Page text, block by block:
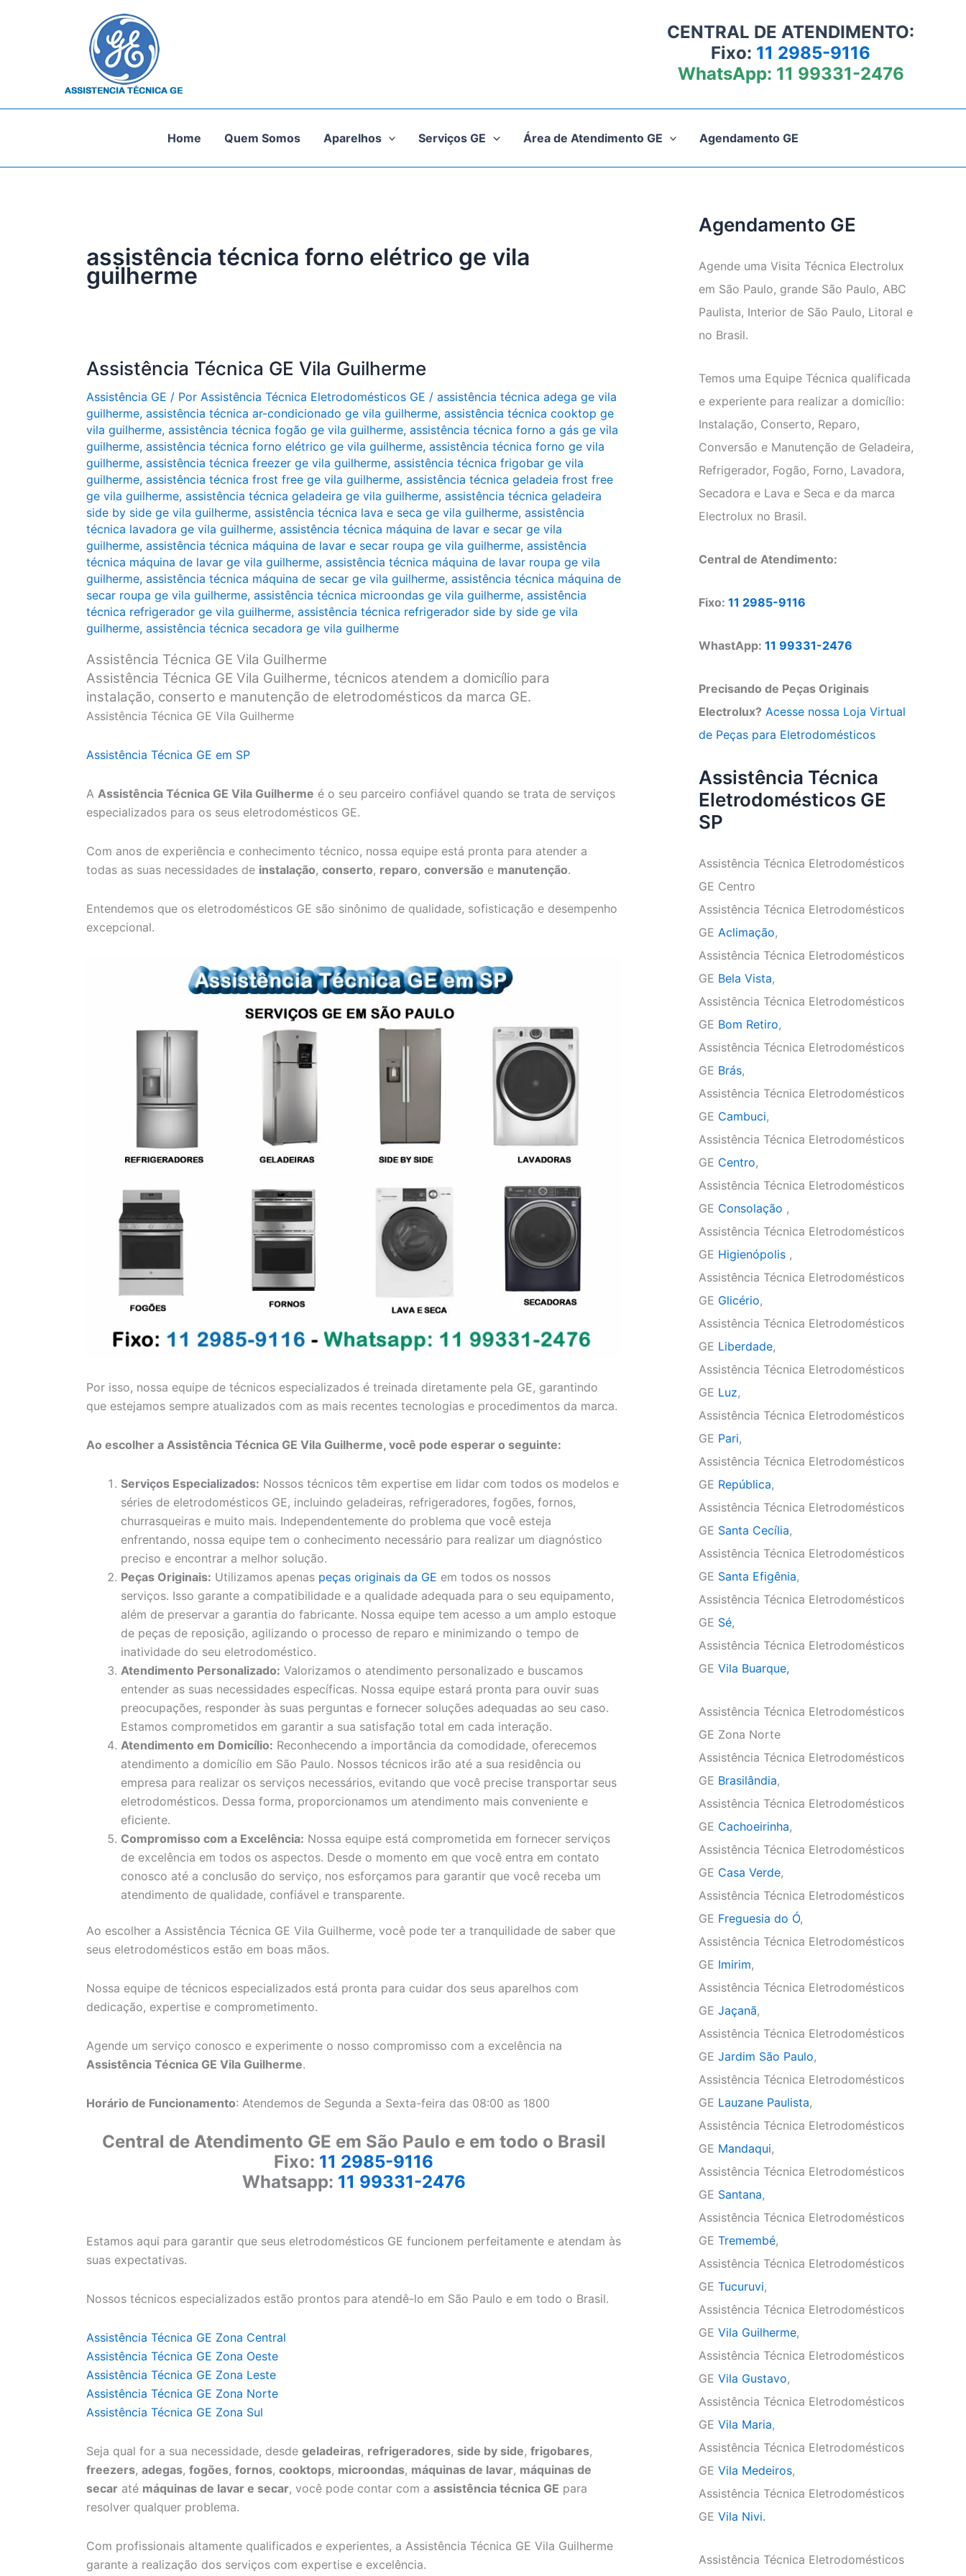
CENTRAL DE ATENDIMENTO:
Fixo: 11 2985-9116
WhatsApp: 11 99331-2476
Home Quem Somos Aparelhos Serviços GE Área de Atendimento GE Agendamento GE
assistência técnica forno elétrico ge vila
guilherme
Assistência Técnica GE Vila Guilherme
Assistência GE / Por Assistência Técnica Eletrodomésticos GE / assistência técnica adega ge vila
guilherme, assistência técnica ar-condicionado ge vila guilherme, assistência técnica cooktop ge
vila guilherme, assistência técnica fogão ge vila guilherme, assistência técnica forno a gás ge vila
guilherme, assistência técnica forno elétrico ge vila guilherme, assistência técnica forno ge vila
guilherme, assistência técnica freezer ge vila guilherme, assistência técnica frigobar ge vila
guilherme, assistência técnica frost free ge vila guilherme, assistência técnica geladeia frost free
ge vila guilherme, assistência técnica geladeira ge vila guilherme, assistência técnica geladeira
side by side ge vila guilherme, assistência técnica lava e seca ge vila guilherme, assistência
técnica lavadora ge vila guilherme, assistência técnica máquina de lavar e secar ge vila
guilherme, assistência técnica máquina de lavar e secar roupa ge vila guilherme, assistência
técnica máquina de lavar ge vila guilherme, assistência técnica máquina de lavar roupa ge vila
guilherme, assistência técnica máquina de secar ge vila guilherme, assistência técnica máquina de
secar roupa ge vila guilherme, assistência técnica microondas ge vila guilherme, assistência
técnica refrigerador ge vila guilherme, assistência técnica refrigerador side by side ge vila
guilherme, assistência técnica secadora ge vila guilherme
Assistência Técnica GE Vila Guilherme
Assistência Técnica GE Vila Guilherme, técnicos atendem a domicílio para
instalação, conserto e manutenção de eletrodomésticos da marca GE.
Assistência Técnica GE Vila Guilherme
Assistência Técnica GE em SP
A Assistência Técnica GE Vila Guilherme é o seu parceiro confiável quando se trata de serviços
especializados para os seus eletrodomésticos GE.
Com anos de experiência e conhecimento técnico, nossa equipe está pronta para atender a
todas as suas necessidades de instalação, conserto, reparo, conversão e manutenção.
Entendemos que os eletrodomésticos GE são sinônimo de qualidade, sofisticação e desempenho
excepcional.
Por isso, nossa equipe de técnicos especializados é treinada diretamente pela GE, garantindo
que estejamos sempre atualizados com as mais recentes tecnologias e procedimentos da marca.
Ao escolher a Assistência Técnica GE Vila Guilherme, você pode esperar o seguinte:
Serviços Especializados: Nossos técnicos têm expertise em lidar com todos os modelos e
séries de eletrodomésticos GE, incluindo geladeiras, refrigeradores, fogões, fornos,
churrasqueiras e muito mais. Independentemente do problema que você esteja
enfrentando, nossa equipe tem o conhecimento necessário para realizar um diagnóstico
preciso e encontrar a melhor solução.
Peças Originais: Utilizamos apenas peças originais da GE em todos os nossos
serviços. Isso garante a compatibilidade e a qualidade adequada para o seu equipamento,
além de preservar a garantia do fabricante. Nossa equipe tem acesso a um amplo estoque
de peças de reposição, agilizando o processo de reparo e minimizando o tempo de
inatividade do seu eletrodoméstico.
Atendimento Personalizado: Valorizamos o atendimento personalizado e buscamos
entender as suas necessidades específicas. Nossa equipe estará pronta para ouvir suas
preocupações, responder às suas perguntas e fornecer soluções adequadas ao seu caso.
Estamos comprometidos em garantir a sua satisfação total em cada interação.
Atendimento em Domicílio: Reconhecendo a importância da comodidade, oferecemos
atendimento a domicílio em São Paulo. Nossos técnicos irão até a sua residência ou
empresa para realizar os serviços necessários, evitando que você precise transportar seus
eletrodomésticos. Dessa forma, proporcionamos um atendimento mais conveniente e
eficiente.
Compromisso com a Excelência: Nossa equipe está comprometida em fornecer serviços
de excelência em todos os aspectos. Desde o momento em que você entra em contato
conosco até a conclusão do serviço, nos esforçamos para garantir que você receba um
atendimento de qualidade, confiável e transparente.
Ao escolher a Assistência Técnica GE Vila Guilherme, você pode ter a tranquilidade de saber que
seus eletrodomésticos estão em boas mãos.
Nossa equipe de técnicos especializados está pronta para cuidar dos seus aparelhos com
dedicação, expertise e comprometimento.
Agende um serviço conosco e experimente o nosso compromisso com a excelência na
Assistência Técnica GE Vila Guilherme.
Horário de Funcionamento: Atendemos de Segunda a Sexta-feira das 08:00 as 1800
Central de Atendimento GE em São Paulo e em todo o Brasil
Fixo: 11 2985-9116
Whatsapp: 11 99331-2476
Estamos aqui para garantir que seus eletrodomésticos GE funcionem perfeitamente e atendam às
suas expectativas.
Nossos técnicos especializados estão prontos para atendê-lo em São Paulo e em todo o Brasil.
Assistência Técnica GE Zona Central
Assistência Técnica GE Zona Oeste
Assistência Técnica GE Zona Leste
Assistência Técnica GE Zona Norte
Assistência Técnica GE Zona Sul
Seja qual for a sua necessidade, desde geladeiras, refrigeradores, side by side, frigobares,
freezers, adegas, fogões, fornos, cooktops, microondas, máquinas de lavar, máquinas de
secar até máquinas de lavar e secar, você pode contar com a assistência técnica GE para
resolver qualquer problema.
Com profissionais altamente qualificados e experientes, a Assistência Técnica GE Vila Guilherme
garante a realização dos serviços com expertise e excelência.
Agendamento GE
Agende uma Visita Técnica Electrolux
em São Paulo, grande São Paulo, ABC
Paulista, Interior de São Paulo, Litoral e
no Brasil.
Temos uma Equipe Técnica qualificada
e experiente para realizar a domicílio:
Instalação, Conserto, Reparo,
Conversão e Manutenção de Geladeira,
Refrigerador, Fogão, Forno, Lavadora,
Secadora e Lava e Seca e da marca
Electrolux no Brasil.
Central de Atendimento:
Fixo: 11 2985-9116
WhastApp: 11 99331-2476
Precisando de Peças Originais
Electrolux? Acesse nossa Loja Virtual
de Peças para Eletrodomésticos
Assistência Técnica
Eletrodomésticos GE
SP
Assistência Técnica Eletrodomésticos
GE Centro
Assistência Técnica Eletrodomésticos
GE Aclimação,
Assistência Técnica Eletrodomésticos
GE Bela Vista,
Assistência Técnica Eletrodomésticos
GE Bom Retiro,
Assistência Técnica Eletrodomésticos
GE Brás,
Assistência Técnica Eletrodomésticos
GE Cambuci,
Assistência Técnica Eletrodomésticos
GE Centro,
Assistência Técnica Eletrodomésticos
GE Consolação ,
Assistência Técnica Eletrodomésticos
GE Higienópolis ,
Assistência Técnica Eletrodomésticos
GE Glicério,
Assistência Técnica Eletrodomésticos
GE Liberdade,
Assistência Técnica Eletrodomésticos
GE Luz,
Assistência Técnica Eletrodomésticos
GE Pari,
Assistência Técnica Eletrodomésticos
GE República,
Assistência Técnica Eletrodomésticos
GE Santa Cecília,
Assistência Técnica Eletrodomésticos
GE Santa Efigênia,
Assistência Técnica Eletrodomésticos
GE Sé,
Assistência Técnica Eletrodomésticos
GE Vila Buarque,
Assistência Técnica Eletrodomésticos
GE Zona Norte
Assistência Técnica Eletrodomésticos
GE Brasilândia,
Assistência Técnica Eletrodomésticos
GE Cachoeirinha,
Assistência Técnica Eletrodomésticos
GE Casa Verde,
Assistência Técnica Eletrodomésticos
GE Freguesia do Ó,
Assistência Técnica Eletrodomésticos
GE Imirim,
Assistência Técnica Eletrodomésticos
GE Jaçanã,
Assistência Técnica Eletrodomésticos
GE Jardim São Paulo,
Assistência Técnica Eletrodomésticos
GE Lauzane Paulista,
Assistência Técnica Eletrodomésticos
GE Mandaqui,
Assistência Técnica Eletrodomésticos
GE Santana,
Assistência Técnica Eletrodomésticos
GE Tremembé,
Assistência Técnica Eletrodomésticos
GE Tucuruvi,
Assistência Técnica Eletrodomésticos
GE Vila Guilherme,
Assistência Técnica Eletrodomésticos
GE Vila Gustavo,
Assistência Técnica Eletrodomésticos
GE Vila Maria,
Assistência Técnica Eletrodomésticos
GE Vila Medeiros,
Assistência Técnica Eletrodomésticos
GE Vila Nivi.
Assistência Técnica Eletrodomésticos